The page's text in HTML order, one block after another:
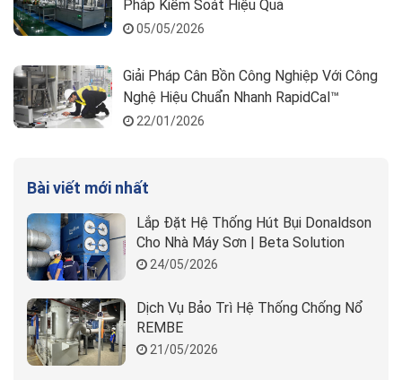
Pháp Kiểm Soát Hiệu Quả
05/05/2026
Giải Pháp Cân Bồn Công Nghiệp Với Công
Nghệ Hiệu Chuẩn Nhanh RapidCal™
22/01/2026
Bài viết mới nhất
Lắp Đặt Hệ Thống Hút Bụi Donaldson
Cho Nhà Máy Sơn | Beta Solution
24/05/2026
Dịch Vụ Bảo Trì Hệ Thống Chống Nổ
REMBE
21/05/2026